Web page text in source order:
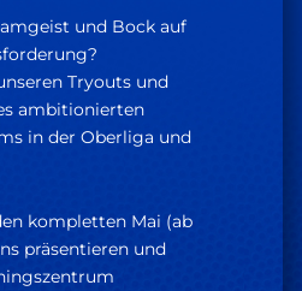
und Bock auf
Tryouts und
ambitionierten
in der Oberliga und
kompletten Mai (ab
präsentieren und